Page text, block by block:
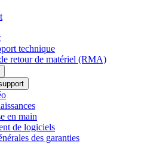
technique
retour de matériel (RMA)
en main
de logiciels
des garanties